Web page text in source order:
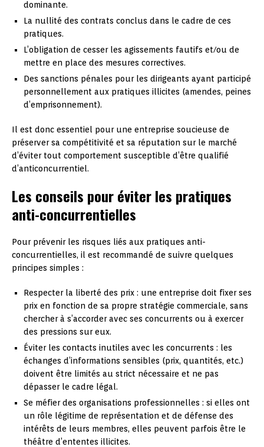
dominante.
La nullité des contrats conclus dans le cadre de ces
pratiques.
L’obligation de cesser les agissements fautifs et/ou de
mettre en place des mesures correctives.
Des sanctions pénales pour les dirigeants ayant participé
personnellement aux pratiques illicites (amendes, peines
d’emprisonnement).
Il est donc essentiel pour une entreprise soucieuse de
préserver sa compétitivité et sa réputation sur le marché
d’éviter tout comportement susceptible d’être qualifié
d’anticoncurrentiel.
Les conseils pour éviter les pratiques
anti-concurrentielles
Pour prévenir les risques liés aux pratiques anti-
concurrentielles, il est recommandé de suivre quelques
principes simples :
Respecter la liberté des prix : une entreprise doit fixer ses
prix en fonction de sa propre stratégie commerciale, sans
chercher à s’accorder avec ses concurrents ou à exercer
des pressions sur eux.
Éviter les contacts inutiles avec les concurrents : les
échanges d’informations sensibles (prix, quantités, etc.)
doivent être limités au strict nécessaire et ne pas
dépasser le cadre légal.
Se méfier des organisations professionnelles : si elles ont
un rôle légitime de représentation et de défense des
intérêts de leurs membres, elles peuvent parfois être le
théâtre d’ententes illicites.